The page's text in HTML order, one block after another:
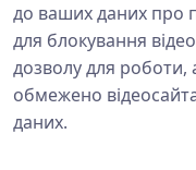
до ваших даних про
для блокування
дозволу для роботи,
обмежено
даних.